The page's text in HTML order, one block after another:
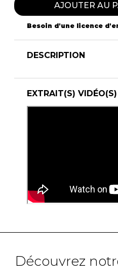
AJOUTER AU
Besoin d'une licence
DESCRIPTION
EXTRAIT(S) VIDÉO(S)
Découvrez